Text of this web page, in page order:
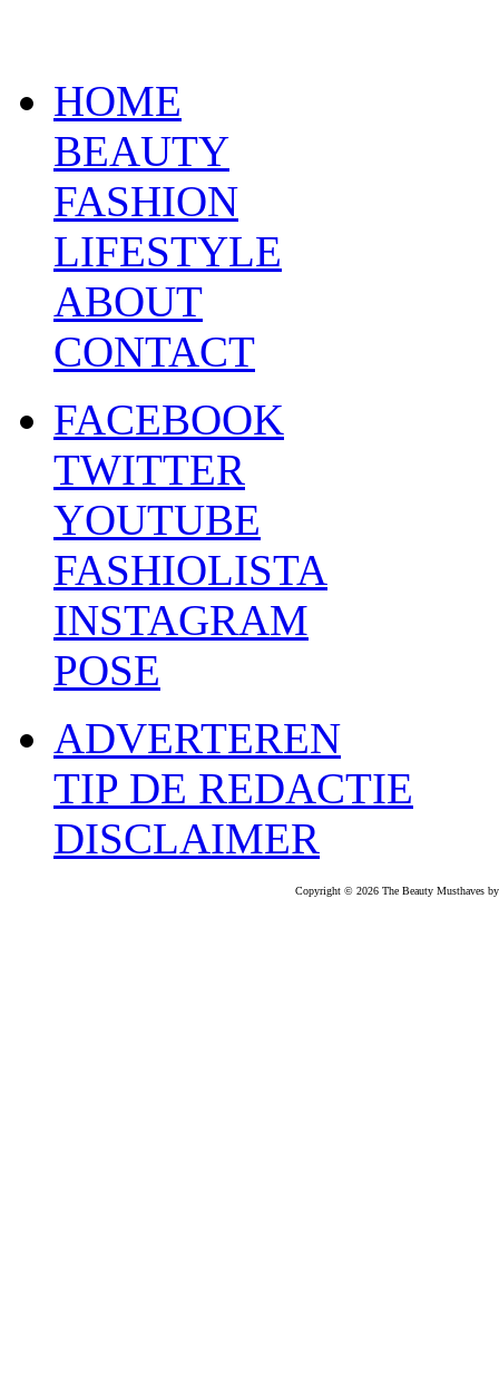
HOME
BEAUTY
FASHION
LIFESTYLE
ABOUT
CONTACT
FACEBOOK
TWITTER
YOUTUBE
FASHIOLISTA
INSTAGRAM
POSE
ADVERTEREN
TIP DE REDACTIE
DISCLAIMER
Copyright © 2026 The Beauty Musthaves